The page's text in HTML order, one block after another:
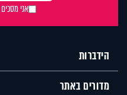
אני מסכים
הידברות
מדורים באתר